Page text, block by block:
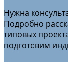
Нужна
Подробно
типовых
подготовим